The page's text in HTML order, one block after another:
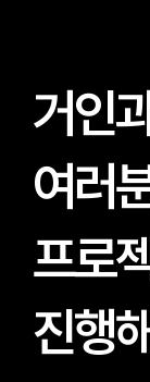
거인
여러
프로
진행